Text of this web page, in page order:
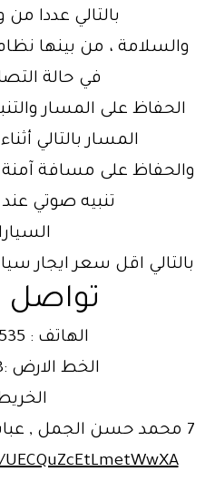
بالتالي عددا
والسلامة ، من بينها
في حالة
الحفاظ على المسار
المسار بالتالي
والحفاظ على مسافة
تنبيه صوتي
بالتالي اقل سعر ايجار
تواصل
الهاتف : 01121759535
الخط الارض :022716608
7 محمد حسن الجمل , عباس العقاد , مدينة نصر .